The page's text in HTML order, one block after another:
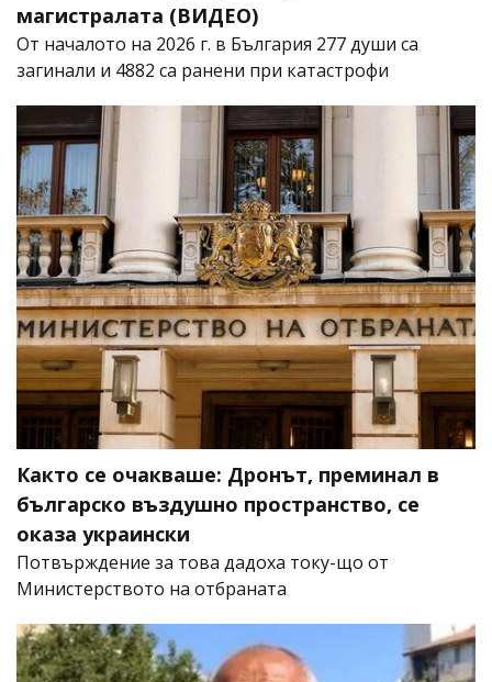
магистралата (ВИДЕО)
От началото на 2026 г. в България 277 души са
загинали и 4882 са ранени при катастрофи
Както се очакваше: Дронът, преминал в
българско въздушно пространство, се
оказа украински
Потвърждение за това дадоха току-що от
Министерството на отбраната